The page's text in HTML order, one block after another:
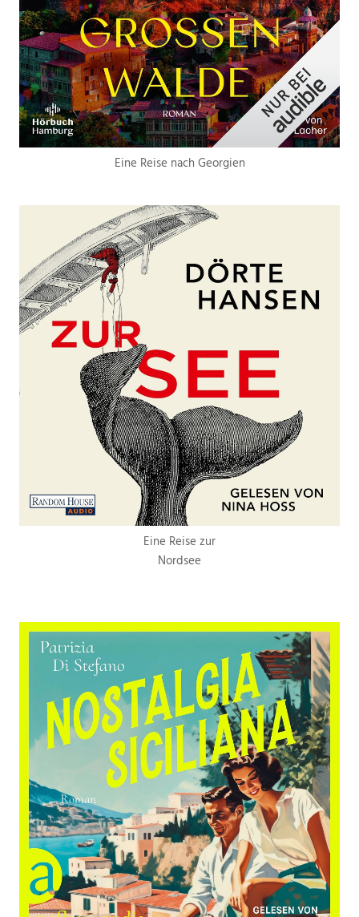
Eine Reise nach Georgien
Eine Reise zur
Nordsee